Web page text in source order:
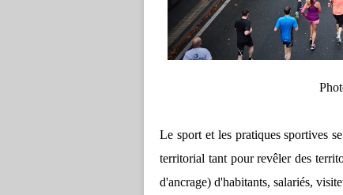
Le sport et les pratiques sportives
territorial tant pour revêler des
d'ancrage) d'habitants, salariés,